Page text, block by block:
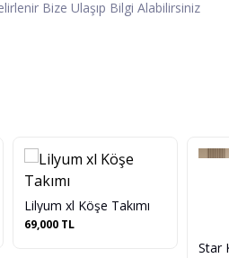
Bize Ulaşıp Bilgi Alabilirsiniz
Lilyum xl Köşe Takımı
69,000 TL
Star